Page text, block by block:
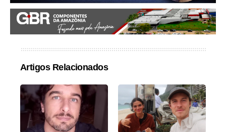
Artigos Relacionados